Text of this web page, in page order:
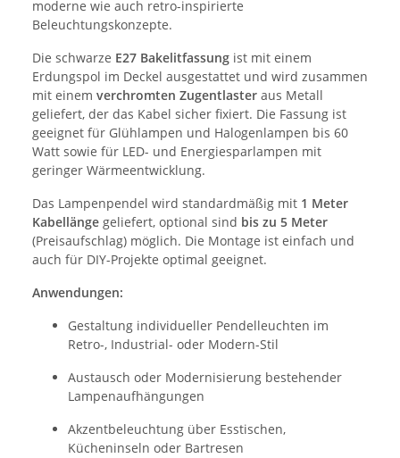
moderne wie auch retro-inspirierte
Beleuchtungskonzepte.
Die schwarze E27 Bakelitfassung ist mit einem
Erdungspol im Deckel ausgestattet und wird zusammen
mit einem verchromten Zugentlaster aus Metall
geliefert, der das Kabel sicher fixiert. Die Fassung ist
geeignet für Glühlampen und Halogenlampen bis 60
Watt sowie für LED- und Energiesparlampen mit
geringer Wärmeentwicklung.
Das Lampenpendel wird standardmäßig mit 1 Meter
Kabellänge geliefert, optional sind bis zu 5 Meter
(Preisaufschlag) möglich. Die Montage ist einfach und
auch für DIY-Projekte optimal geeignet.
Anwendungen:
Gestaltung individueller Pendelleuchten im
Retro-, Industrial- oder Modern-Stil
Austausch oder Modernisierung bestehender
Lampenaufhängungen
Akzentbeleuchtung über Esstischen,
Kücheninseln oder Bartresen